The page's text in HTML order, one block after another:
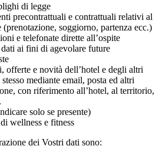
di legge
precontrattuali e contrattuali relativi al
(prenotazione, soggiorno, partenza ecc.)
e telefonate dirette all’ospite
ai fini di agevolare future
offerte e novità dell’hotel e degli altri
mediante email, posta ed altri
con riferimento all’hotel, al territorio,
solo se presente)
wellness e fitness
dei Vostri dati sono: